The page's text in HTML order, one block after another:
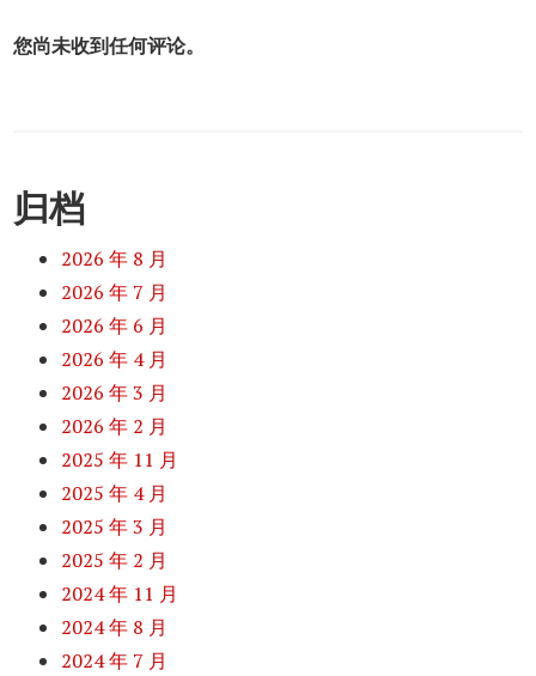
您尚未收到任何评论。
归档
2026 年 8 月
2026 年 7 月
2026 年 6 月
2026 年 4 月
2026 年 3 月
2026 年 2 月
2025 年 11 月
2025 年 4 月
2025 年 3 月
2025 年 2 月
2024 年 11 月
2024 年 8 月
2024 年 7 月